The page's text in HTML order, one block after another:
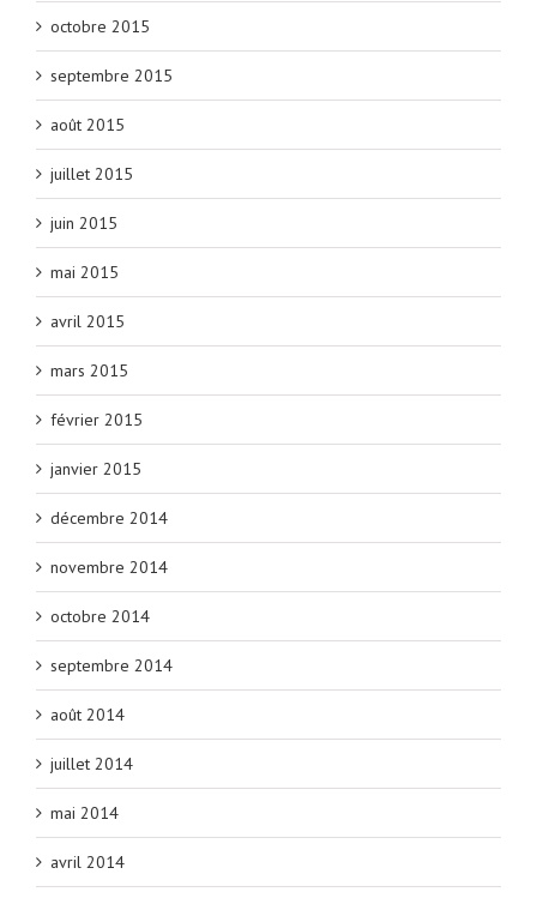
octobre 2015
septembre 2015
août 2015
juillet 2015
juin 2015
mai 2015
avril 2015
mars 2015
février 2015
janvier 2015
décembre 2014
novembre 2014
octobre 2014
septembre 2014
août 2014
juillet 2014
mai 2014
avril 2014